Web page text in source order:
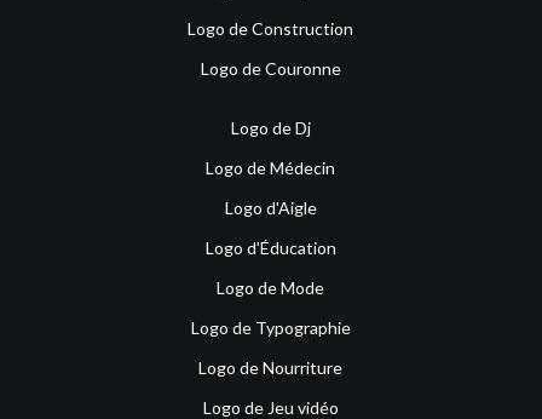
Logo de Construction
Logo de Couronne
Logo de Dj
Logo de Médecin
Logo d'Aigle
Logo d'Éducation
Logo de Mode
Logo de Typographie
Logo de Nourriture
Logo de Jeu vidéo